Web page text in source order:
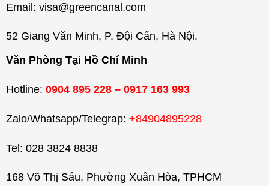
Email: visa@greencanal.com
52 Giang Văn Minh, P. Đội Cấn, Hà Nội.
Văn Phòng Tại Hồ Chí Minh
Hotline: 0904 895 228 – 0917 163 993
Zalo/Whatsapp/Telegrap: +84904895228
Tel: 028 3824 8838
168 Võ Thị Sáu, Phường Xuân Hòa, TPHCM